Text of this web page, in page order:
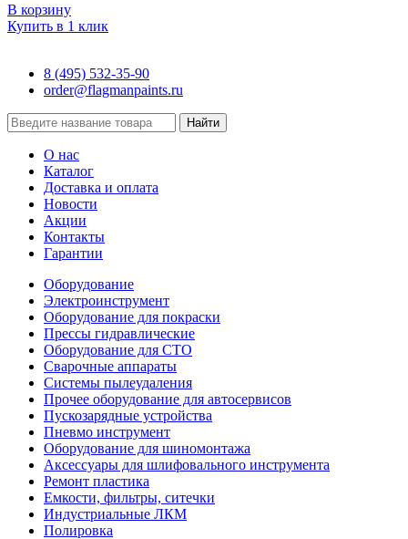
В корзину
Купить в 1 клик
8 (495) 532-35-90
order@flagmanpaints.ru
Найти
О нас
Каталог
Доставка и оплата
Новости
Акции
Контакты
Гарантии
Оборудование
Электроинструмент
Оборудование для покраски
Прессы гидравлические
Оборудование для СТО
Сварочные аппараты
Системы пылеудаления
Прочее оборудование для автосервисов
Пускозарядные устройства
Пневмо инструмент
Оборудование для шиномонтажа
Аксессуары для шлифовального инструмента
Ремонт пластика
Емкости, фильтры, ситечки
Индустриальные ЛКМ
Полировка